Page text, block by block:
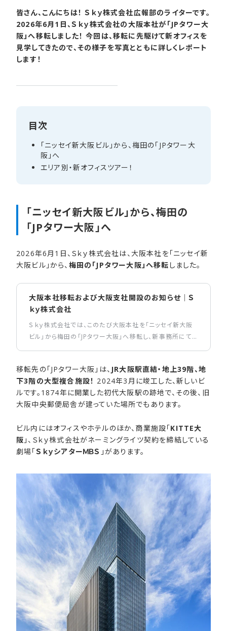
皆さん、こんにちは！ Ｓｋｙ株式会社広報部のライターです。
2026年6月1日、Ｓｋｙ株式会社の大阪本社が「JPタワー大
阪」へ移転しました！ 今回は、移転に先駆けて新オフィスを
見学してきたので、その様子を写真とともに詳しくレポート
します！
目次
「ニッセイ新大阪ビル」から、​梅田の​「JPタワー大
阪」へ
エリア別・新オフィスツアー！
「ニッセイ新大阪ビル」から、​梅田の​
「JPタワー大阪」へ
2026年6月1日、Ｓｋｙ株式会社は、大阪本社を「ニッセイ新
大阪ビル」から、 梅田の「JPタワー大阪」へ移転 しました。
大阪本社移転および大阪支社開設のお知らせ｜Ｓ
ｋｙ株式会社
Ｓｋｙ株式会社では、このたび大阪本社を「ニッセイ新大阪
ビル」から梅田の「JPタワー大阪」へ移転し、新事務所にて
移転先の「JPタワー大阪」は、 JR大阪駅直結・地上39階、地
下3階の大型複合施設！ 2024年3月に竣工した、新しいビ
ルです。1874年に開業した初代大阪駅の跡地で、その後、旧
大阪中央郵便局舎が建っていた場所でもあります。
ビル内にはオフィスやホテルのほか、商業施設「KITTE大
阪 」、Ｓｋｙ株式会社がネーミングライツ契約を締結している
劇場「ＳｋｙシアターＭＢＳ 」があります。